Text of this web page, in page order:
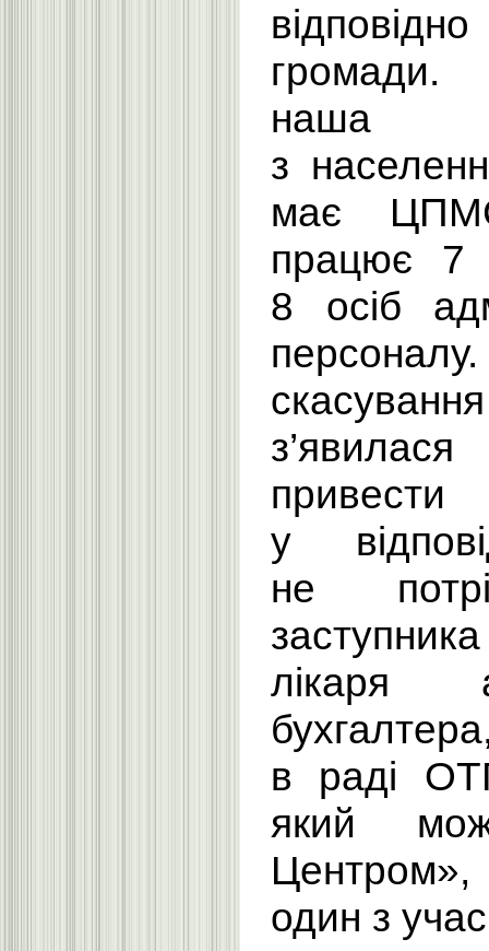
наша
з
має
працює 7
8 осіб
у
не
лікаря
в раді
який
один з